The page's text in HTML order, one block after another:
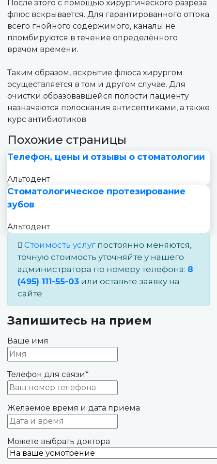
После этого с помощью хирургического разреза
флюс вскрывается. Для гарантированного оттока
всего гнойного содержимого, каналы не
пломбируются в течение определённого
врачом времени.
Таким образом, вскрытие флюса хирургом
осуществляется в том и другом случае. Для
очистки образовавшейся полости пациенту
назначаются полоскания антисептиками, а также
курс антибиотиков.
Похожие страницы
Телефон, цены и отзывы о стоматологии
Альтодент
Стоматологическое протезирование
зубов
Альтодент
Стоимость услугпостоянно меняются,
точную стоимость уточняйте у нашего
администратора по номеру телефона: 8
(495) 111-55-03 или оставьте заявку на
сайте
Запишитесь на прием
Ваше имя
Телефон для связи*
Желаемое время и дата приёма
Можете выбрать доктора